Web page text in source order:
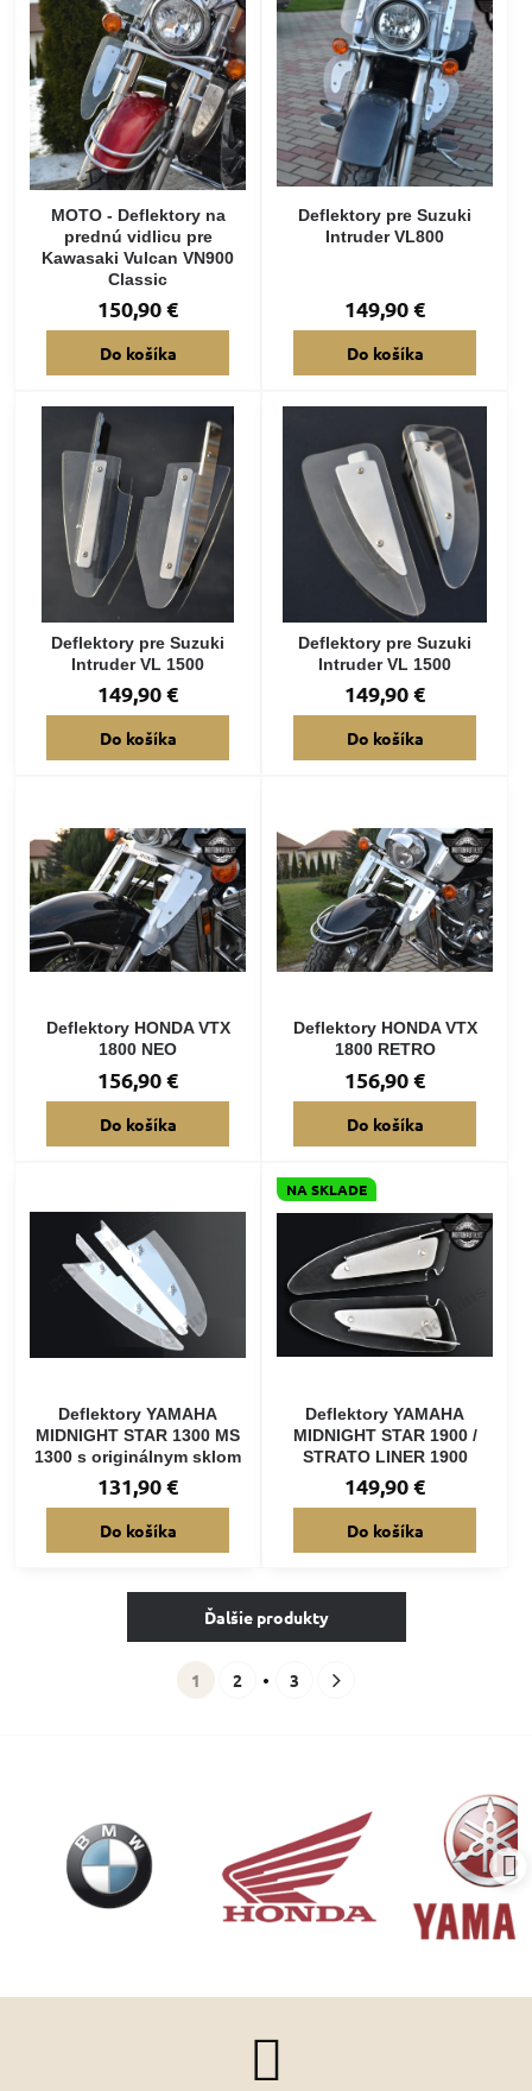
MOTO - Deflektory na
prednú vidlicu pre
Kawasaki Vulcan VN900
Classic
150,90 €
Do košíka
Deflektory pre Suzuki
Intruder VL800
149,90 €
Do košíka
Deflektory pre Suzuki
Intruder VL 1500
149,90 €
Do košíka
Deflektory pre Suzuki
Intruder VL 1500
149,90 €
Do košíka
Deflektory HONDA VTX
1800 NEO
156,90 €
Do košíka
Deflektory HONDA VTX
1800 RETRO
156,90 €
Do košíka
Deflektory YAMAHA
MIDNIGHT STAR 1300 MS
1300 s originálnym sklom
131,90 €
Do košíka
NA SKLADE
Deflektory YAMAHA
MIDNIGHT STAR 1900 /
STRATO LINER 1900
149,90 €
Do košíka
Ďalšie produkty
1 2 3